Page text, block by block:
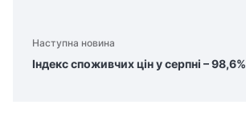
Наступна новина
Індекс споживчих цін у серпні – 98,6%